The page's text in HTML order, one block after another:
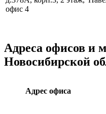
офис 4
Адреса офисов и
Новосибирской
Адрес офиса